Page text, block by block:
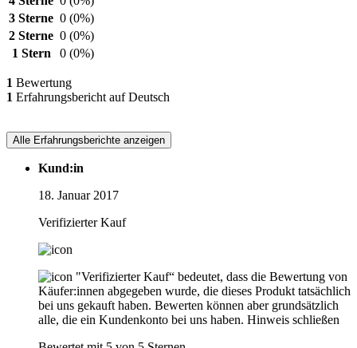
3 Sterne 0 (0%)
2 Sterne 0 (0%)
1 Stern
0 (0%)
1 Bewertung
1 Erfahrungsbericht auf Deutsch
Alle Erfahrungsberichte anzeigen
Kund:in
18. Januar 2017
Verifizierter Kauf
"Verifizierter Kauf“ bedeutet, dass die Bewertung von
Käufer:innen abgegeben wurde, die dieses Produkt tatsächlich
bei uns gekauft haben. Bewerten können aber grundsätzlich
alle, die ein Kundenkonto bei uns haben. Hinweis schließen